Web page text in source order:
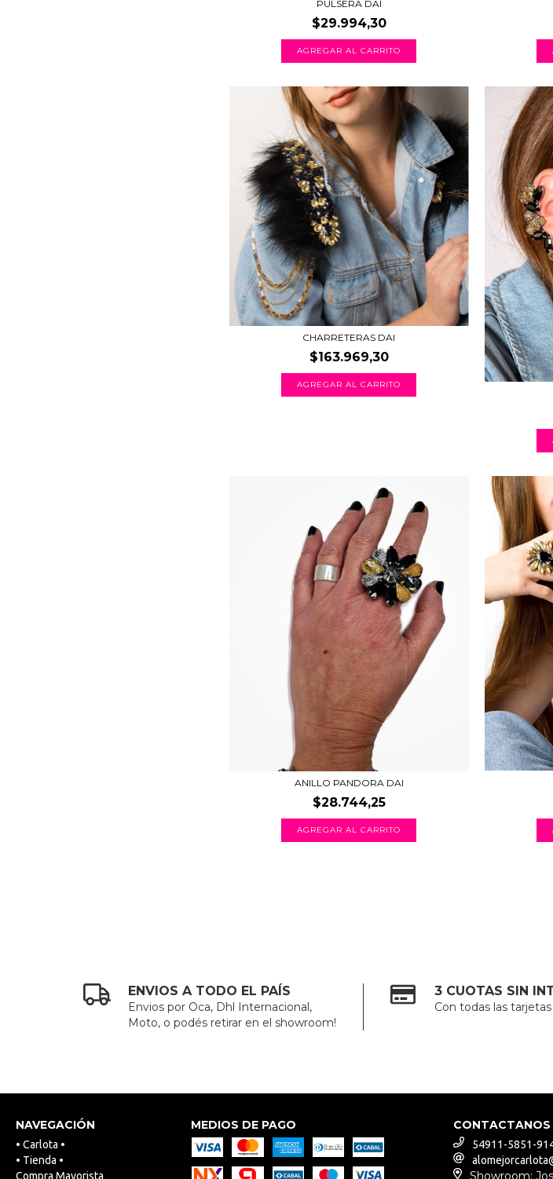
PULSERA DAI
$29.994,30
CHARRETERAS DAI
$163.969,30
ANILLO PANDORA DAI
$28.744,25
ENVIOS A TODO EL PAÍS
Envios por Oca, Dhl Internacional,
Moto, o podés retirar en el showroom!
3 CUOTAS SIN
Con todas las
NAVEGACIÓN
• Carlota •
• Tienda •
Compra Mayorista
MEDIOS DE PAGO CONTACTANOS
54911-5851-
Showroom: